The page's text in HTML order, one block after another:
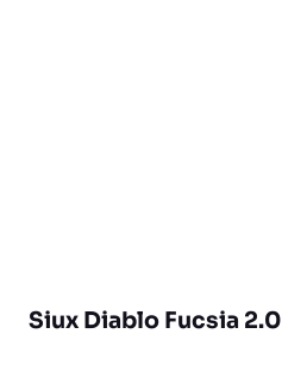
Siux Diablo Fucsia 2.0